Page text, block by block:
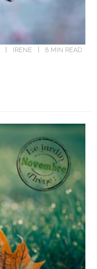
IRENE 8 MIN READ